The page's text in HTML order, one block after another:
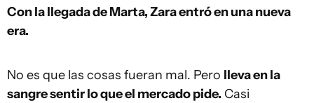
Con la llegada de Marta, Zara entró en una nueva
era.
No es que las cosas fueran mal. Pero lleva en la
sangre sentir lo que el mercado pide. Casi